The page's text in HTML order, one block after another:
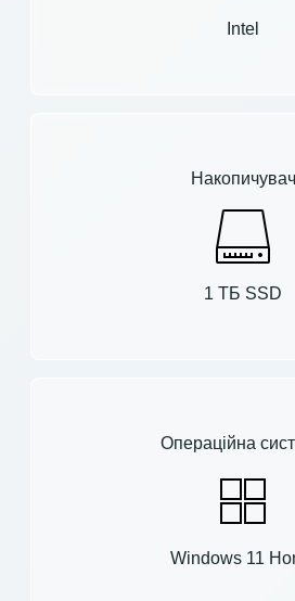
Intel
Накопичувач
1 ТБ SSD
Операційна
Windows 11